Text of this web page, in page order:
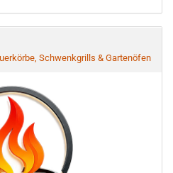
Schwenkgrills & Gartenöfen